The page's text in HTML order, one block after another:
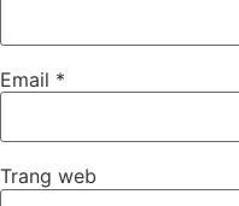
Email *
Trang web